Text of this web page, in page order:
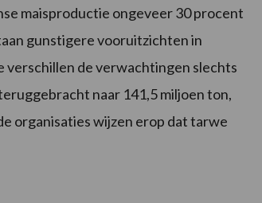
maisproductie ongeveer 30 procent
gunstigere vooruitzichten in
verschillen de verwachtingen slechts
naar 141,5 miljoen ton,
organisaties wijzen erop dat tarwe